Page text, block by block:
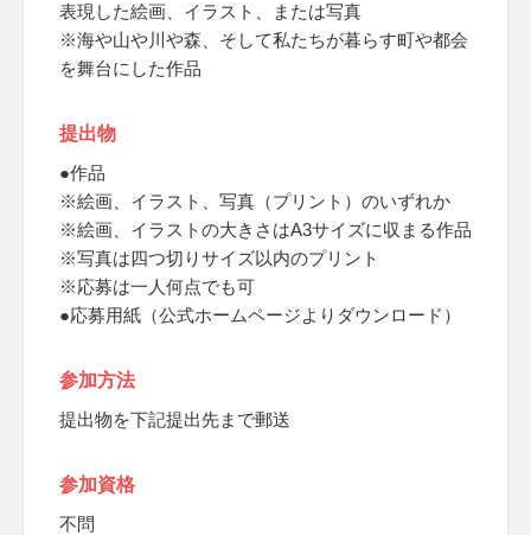
表現した絵画、イラスト、または写真
※海や山や川や森、そして私たちが暮らす町や都会
を舞台にした作品
提出物
●作品
※絵画、イラスト、写真（プリント）のいずれか
※絵画、イラストの大きさはA3サイズに収まる作品
※写真は四つ切りサイズ以内のプリント
※応募は一人何点でも可
●応募用紙（公式ホームページよりダウンロード）
参加方法
提出物を下記提出先まで郵送
参加資格
不問